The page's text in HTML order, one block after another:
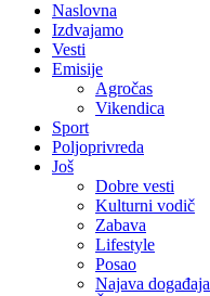
Naslovna
Izdvajamo
Vesti
Emisije
Agročas
Vikendica
Sport
Poljoprivreda
Još
Dobre vesti
Kulturni vodič
Zabava
Lifestyle
Posao
Najava događaja